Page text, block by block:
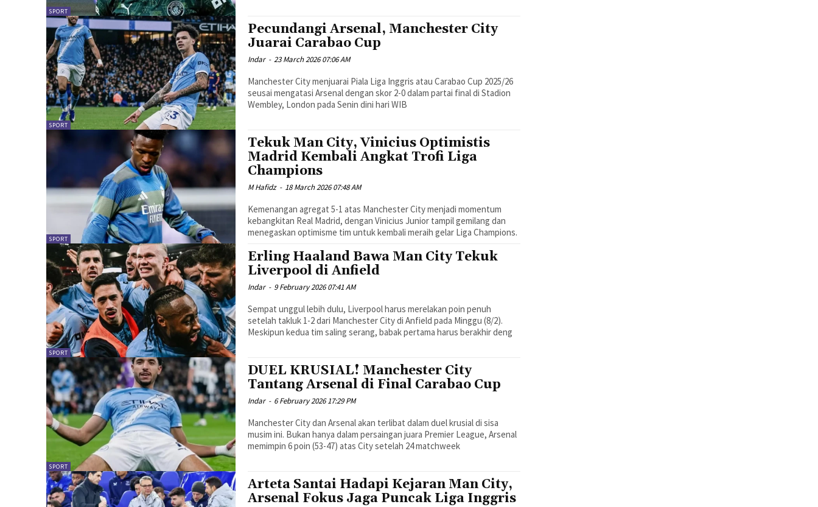
SPORT
SPORT
Pecundangi Arsenal, Manchester City
Juarai Carabao Cup
Indar - 23 March 2026 07:06 AM
Manchester City menjuarai Piala Liga Inggris atau Carabao Cup 2025/26
seusai mengatasi Arsenal dengan skor 2-0 dalam partai final di Stadion
Wembley, London pada Senin dini hari WIB
SPORT
Tekuk Man City, Vinicius Optimistis
Madrid Kembali Angkat Trofi Liga
Champions
M Hafidz - 18 March 2026 07:48 AM
Kemenangan agregat 5-1 atas Manchester City menjadi momentum
kebangkitan Real Madrid, dengan Vinicius Junior tampil gemilang dan
menegaskan optimisme tim untuk kembali meraih gelar Liga Champions.
SPORT
Erling Haaland Bawa Man City Tekuk
Liverpool di Anfield
Indar - 9 February 2026 07:41 AM
Sempat unggul lebih dulu, Liverpool harus merelakan poin penuh
setelah takluk 1-2 dari Manchester City di Anfield pada Minggu (8/2).
Meskipun kedua tim saling serang, babak pertama harus berakhir deng
SPORT
DUEL KRUSIAL! Manchester City
Tantang Arsenal di Final Carabao Cup
Indar - 6 February 2026 17:29 PM
Manchester City dan Arsenal akan terlibat dalam duel krusial di sisa
musim ini. Bukan hanya dalam persaingan juara Premier League, Arsenal
memimpin 6 poin (53-47) atas City setelah 24 matchweek
Arteta Santai Hadapi Kejaran Man City,
Arsenal Fokus Jaga Puncak Liga Inggris